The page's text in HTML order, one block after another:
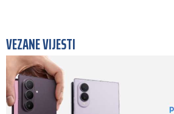
VEZANE VIJESTI